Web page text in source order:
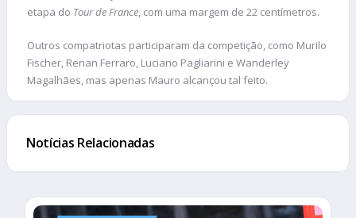
etapa do Tour de France, com uma margem de 22 centímetros.
Outros compatriotas participaram da competição, como Murilo
Fischer, Renan Ferraro, Luciano Pagliarini e Wanderley
Magalhães, mas apenas Mauro alcançou tal feito.
Notícias Relacionadas